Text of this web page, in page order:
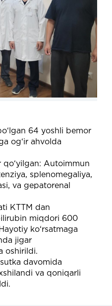
64 yoshli bemor
og‘ir ahvolda
Autoimmun
splenomegaliya,
va gepatorenal
KTTM dan
miqdori 600
ko‘rsatmaga
jigar
oshirildi.
davomida
va qoniqarli